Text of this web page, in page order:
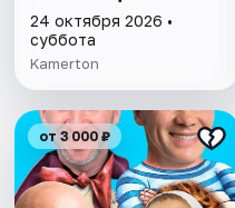
24 октября 2026 •
суббота
Kamerton
от 3 000 ₽